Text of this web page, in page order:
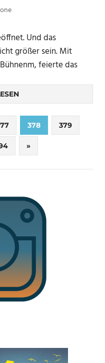
Und das
größer sein. Mit
feierte das
378 379
Nächste
Beiträge
»